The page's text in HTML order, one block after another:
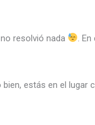
resolvió nada
.
estás en el lugar